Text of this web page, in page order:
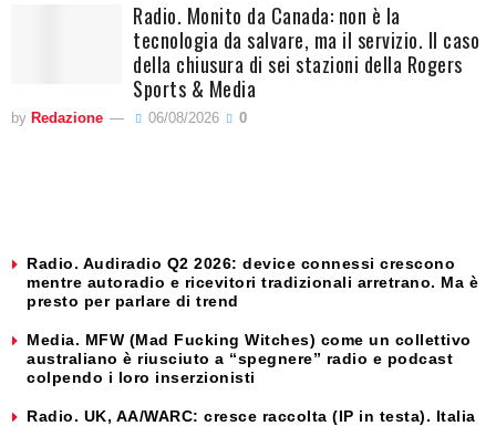
Radio. Monito da Canada: non è la
tecnologia da salvare, ma il servizio. Il caso
della chiusura di sei stazioni della Rogers
Sports & Media
by Redazione 06/08/2026 0
Radio. Audiradio Q2 2026: device connessi crescono
mentre autoradio e ricevitori tradizionali arretrano. Ma è
presto per parlare di trend
Media. MFW (Mad Fucking Witches) come un collettivo
australiano è riusciuto a “spegnere” radio e podcast
colpendo i loro inserzionisti
Radio. UK, AA/WARC: cresce raccolta (IP in testa). Italia